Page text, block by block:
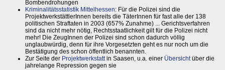
Bombendrohungen
Kriminalitätsstatistik Mittelhessen: Für die Polizei sind die
ProjektwerkstättlerInnen bereits die TäterInnen für fast alle der 138
politischen Straftaten in 2003 (657% Zunahme) ... Gerichtsverfahren
sind da nicht mehr nötig, Rechtsstaatlichkeit gilt für die Polizei nicht
mehr! Die ZeugInnen der Polizei sind schon dadurch völlig
unglaubwürdig, denn für ihre Vorgesetzten geht es nur noch um die
Bestätigung des schon öffentlich benannten.
Zur Seite der Projektwerkstattin Saasen, u.a. einer Übersichtüber die
jahrelange Repression gegen sie